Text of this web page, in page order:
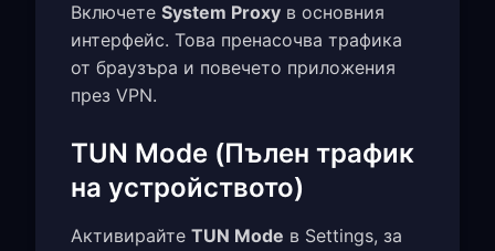
Включете System Proxy в основния
интерфейс. Това пренасочва трафика
от браузъра и повечето приложения
през VPN.
TUN Mode (Пълен трафик
на устройството)
Активирайте TUN Mode в Settings, за